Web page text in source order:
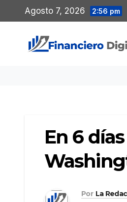
al
contenido
Agosto 7, 2026 2:56 pm
En 6
Por La